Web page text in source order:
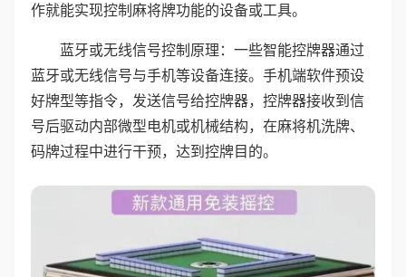
作就能实现控制麻将牌功能的设备或工具。
蓝牙或无线信号控制原理：一些智能控牌器通过
蓝牙或无线信号与手机等设备连接。手机端软件预设
好牌型等指令，发送信号给控牌器，控牌器接收到信
号后驱动内部微型电机或机械结构，在麻将机洗牌、
码牌过程中进行干预，达到控牌目的。